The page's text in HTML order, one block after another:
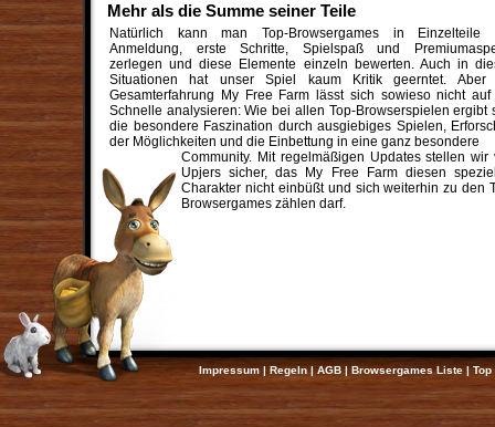
Mehr als die Summe seiner Teile
Natürlich kann man Top-Browsergames in Einzelteile
Anmeldung, erste Schritte, Spielspaß und
zerlegen und diese Elemente einzeln bewerten. Auch in
Situationen hat unser Spiel kaum Kritik geerntet. Aber
Gesamterfahrung My Free Farm lässt sich sowieso nicht
Schnelle analysieren: Wie bei allen Top-Browserspielen ergibt
die besondere Faszination durch ausgiebiges Spielen,
der Möglichkeiten und die Einbettung in eine ganz besondere
Community. Mit regelmäßigen Updates stellen wir
Upjers sicher, das My Free Farm diesen
Charakter nicht einbüßt und sich weiterhin zu den
Browsergames zählen darf.
Impressum| Regeln | AGB | Browsergames Liste |